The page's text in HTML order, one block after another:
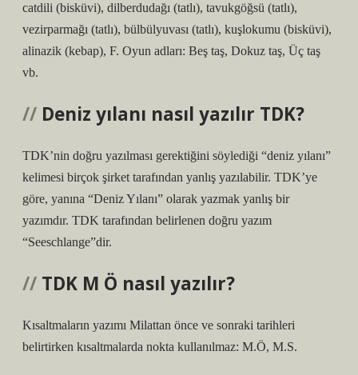
catdili (bisküvi), dilberdudağı (tatlı), tavukgöğsü (tatlı),
vezirparmağı (tatlı), bülbülyuvası (tatlı), kuşlokumu (bisküvi),
alinazik (kebap), F. Oyun adları: Beş taş, Dokuz taş, Üç taş
vb.
Deniz yılanı nasıl yazılır TDK?
TDK’nin doğru yazılması gerektiğini söylediği “deniz yılanı”
kelimesi birçok şirket tarafından yanlış yazılabilir. TDK’ye
göre, yanına “Deniz Yılanı” olarak yazmak yanlış bir
yazımdır. TDK tarafından belirlenen doğru yazım
“Seeschlange”dir.
TDK M Ö nasıl yazılır?
Kısaltmaların yazımı Milattan önce ve sonraki tarihleri ​​
belirtirken kısaltmalarda nokta kullanılmaz: M.Ö, M.S.